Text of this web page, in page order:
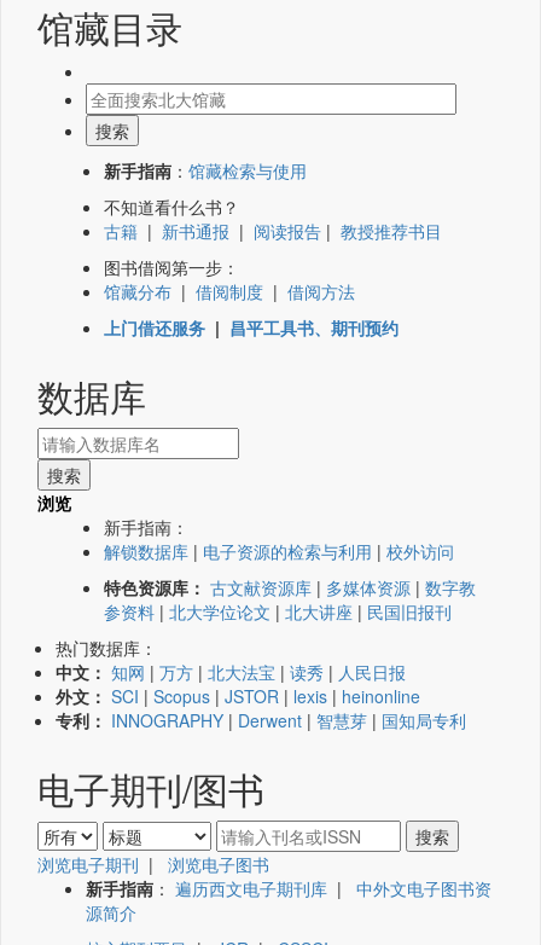
馆藏目录
新手指南 ： 馆藏检索与使用
不知道看什么书？
古籍 | 新书通报 | 阅读报告 | 教授推荐书目
图书借阅第一步：
馆藏分布 | 借阅制度 | 借阅方法
上门借还服务 | 昌平工具书、期刊预约
数据库
浏览
新手指南：
解锁数据库 | 电子资源的检索与利用 | 校外访问
特色资源库： 古文献资源库 | 多媒体资源 | 数字教
参资料 | 北大学位论文 | 北大讲座 | 民国旧报刊
热门数据库：
中文： 知网 | 万方 | 北大法宝 | 读秀 | 人民日报
外文： SCI | Scopus | JSTOR | lexis | heinonline
专利： INNOGRAPHY | Derwent | 智慧芽 | 国知局专利
电子期刊/图书
浏览电子期刊 | 浏览电子图书
新手指南 ： 遍历西文电子期刊库 | 中外文电子图书资
源简介